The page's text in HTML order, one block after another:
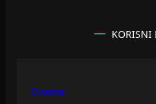
KORISNI
O nama